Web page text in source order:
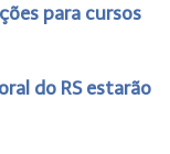
para cursos
do RS estarão